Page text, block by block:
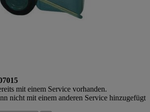
mit einem Service vorhanden.
nicht mit einem anderen Service hinzugefügt